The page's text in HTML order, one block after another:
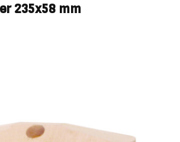
235x58 mm